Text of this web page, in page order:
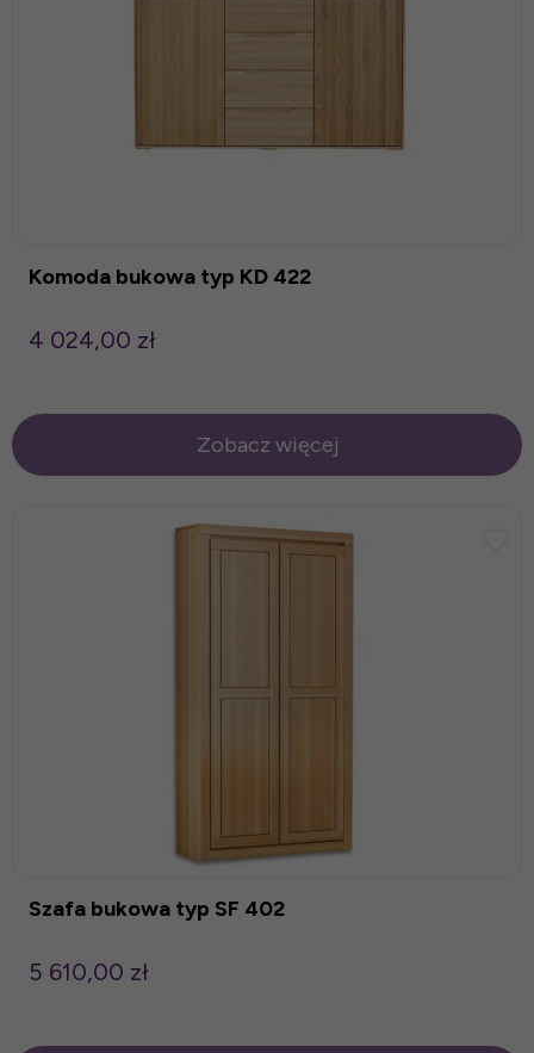
Komoda bukowa typ KD 422
4 024,00 zł
Zobacz więcej
Szafa bukowa typ SF 402
5 610,00 zł